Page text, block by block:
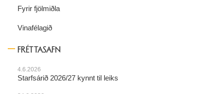
Fyrir fjölmiðla
Vinafélagið
FRÉTTASAFN
4.6.2026
Starfsárið 2026/27 kynnt til leiks